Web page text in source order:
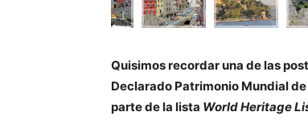
Quisimos recordar una de las
Declarado Patrimonio Mundial de
parte de la lista World Heritage